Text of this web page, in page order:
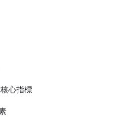
心指標